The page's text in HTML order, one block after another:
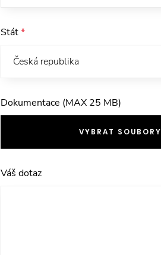
Stát*
Dokumentace (MAX 25 MB)
VYBRAT SOUBORY
Váš dotaz